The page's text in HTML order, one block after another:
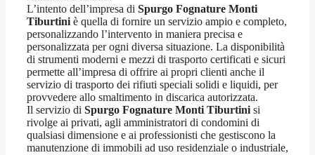
L’intento dell’impresa di Spurgo Fognature Monti
Tiburtiniè quella di fornire un servizio ampio e completo,
personalizzando l’intervento in maniera precisa e
personalizzata per ogni diversa situazione. La disponibilità
di strumenti moderni e mezzi di trasporto certificati e sicuri
permette all’impresa di offrire ai propri clienti anche il
servizio di trasporto dei rifiuti speciali solidi e liquidi, per
provvedere allo smaltimento in discarica autorizzata.
Il servizio di Spurgo Fognature Monti Tiburtinisi
rivolge ai privati, agli amministratori di condomini di
qualsiasi dimensione e ai professionisti che gestiscono la
manutenzione di immobili ad uso residenziale o industriale,